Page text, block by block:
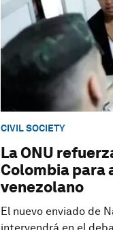
CIVIL SOCIETY
La ONU
Colombia para
venezolano
El nuevo enviado de